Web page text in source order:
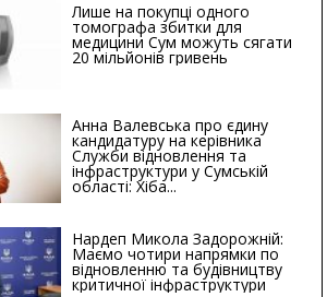
Лише на покупці одного
томографа збитки для
медицини Сум можуть сягати
20 мільйонів гривень
Анна Валевська про єдину
кандидатуру на керівника
Служби відновлення та
інфраструктури у Сумській
області: Хіба...
Нардеп Микола Задорожній:
Маємо чотири напрямки по
відновленню та будівництву
критичної інфраструктури